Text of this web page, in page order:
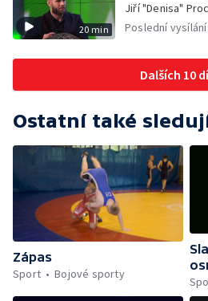
20 min
Jiří "Denisa"
Poslední vysílání
Dalších 10
Ostatní také
Zápas
Sport
Bojové sporty